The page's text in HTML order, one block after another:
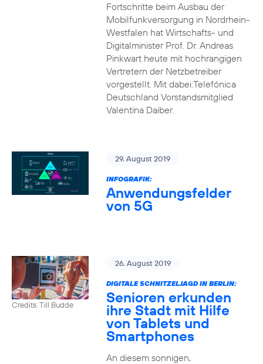
Fortschritte beim Ausbau der
Mobilfunkversorgung in Nordrhein-
Westfalen hat Wirtschafts- und
Digitalminister Prof. Dr. Andreas
Pinkwart heute mit hochrangigen
Vertretern der Netzbetreiber
vorgestellt. Mit dabei:Telefónica
Deutschland Vorstandsmitglied
Valentina Daiber.
29. August 2019
INFOGRAFIK:
Anwendungsfelder
von 5G
Credits: Till Budde
26. August 2019
DIGITALE SCHNITZELJAGD IN BERLIN:
Senioren erkunden
ihre Stadt mit Hilfe
von Tablets und
Smartphones
An diesem sonnigen,